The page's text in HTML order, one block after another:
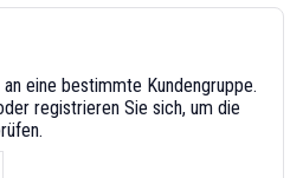
eine bestimmte Kundengruppe.
registrieren Sie sich, um die